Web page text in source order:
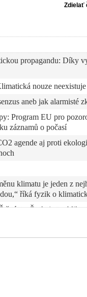
Zdielať
propagandu: Díky
nouze neexistuje
aneb jak alarmisté
Program EU pro
záznamů o počasí
agende aj proti
klimatu je jeden z
říká fyzik o
o Českej
v médiách, politike a
elity a